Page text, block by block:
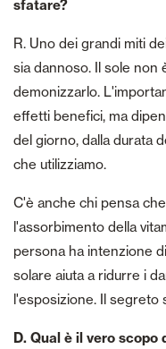
sfatare?
R. Uno dei grandi miti
sia dannoso. Il sole non
demonizzarlo.
effetti benefici, ma
del giorno, dalla durata
che utilizziamo.
C'è anche chi pensa
l'assorbimento della
persona ha intenzione
solare aiuta a ridurre i
l'esposizione. Il segreto
D. Qual è il vero